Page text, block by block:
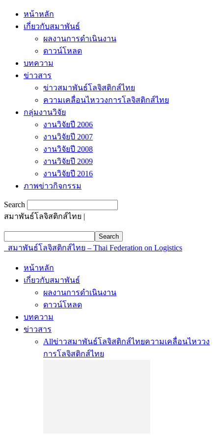
หน้าหลัก
เกี่ยวกับสมาพันธ์
ผลงานการดำเนินงาน
ดาวน์โหลด
บทความ
ข่าวสาร
ข่าวสมาพันธ์โลจิสติกส์ไทย
ความเคลื่อนไหววงการโลจิสติกส์ไทย
กลุ่มงานวิจัย
งานวิจัยปี 2006
งานวิจัยปี 2007
งานวิจัยปี 2008
งานวิจัยปี 2009
งานวิจัยปี 2016
ภาพข่าวกิจกรรม
Search
สมาพันธ์โลจิสติกส์ไทย |
สมาพันธ์โลจิสติกส์ไทย – Thai Federation on Logistics
หน้าหลัก
เกี่ยวกับสมาพันธ์
ผลงานการดำเนินงาน
ดาวน์โหลด
บทความ
ข่าวสาร
Allข่าวสมาพันธ์โลจิสติกส์ไทยความเคลื่อนไหววง
การโลจิสติกส์ไทย